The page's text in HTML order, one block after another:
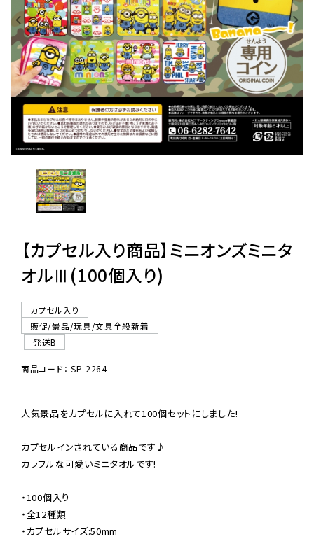
カプセルトイ
販促用空カプセル
レンタル
景品・玩具・文具
販促用カプセルトイ
よくあるご質問
ご利用ガイド
06-6282-7659
【カプセル入り商品】ミニオンズミニタ
オルⅢ(100個入り)
カプセル入り
販促/景品/玩具/文具全般新着
発送B
商品コード： SP-2264
人気景品をカプセルに入れて100個セットにしました!
カプセルインされている商品です♪
カラフルな可愛いミニタオルです!
・100個入り
・全12種類
・カプセルサイズ:50mm